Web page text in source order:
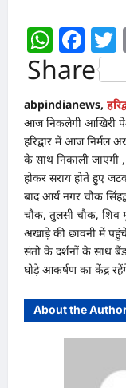
Share
abpindianews,
आज निकलेगी आखिरी
हरिद्वार में आज निर्मल
के साथ निकाली
होकर सराय होते हुए
बाद आर्य नगर चौक
चौक, तुलसी चौक, शिव
अखाड़े की छावनी में
संतो के दर्शनों के साथ
घोड़े आकर्षण का केंद्र
About the